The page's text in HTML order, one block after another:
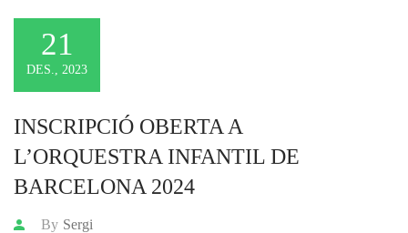
21
DES., 2023
INSCRIPCIÓ OBERTA A
L’ORQUESTRA INFANTIL DE
BARCELONA 2024
By Sergi